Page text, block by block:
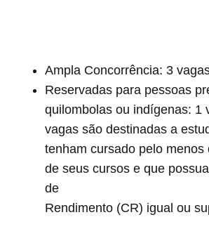
Ampla Concorrência: 3
Reservadas para pessoas
quilombolas ou indígenas: 1
vagas são destinadas a
tenham cursado pelo menos
de seus cursos e que
de
Rendimento (CR) igual ou